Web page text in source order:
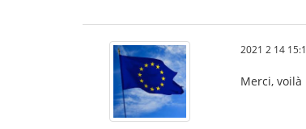
2021 2 14
Merci,